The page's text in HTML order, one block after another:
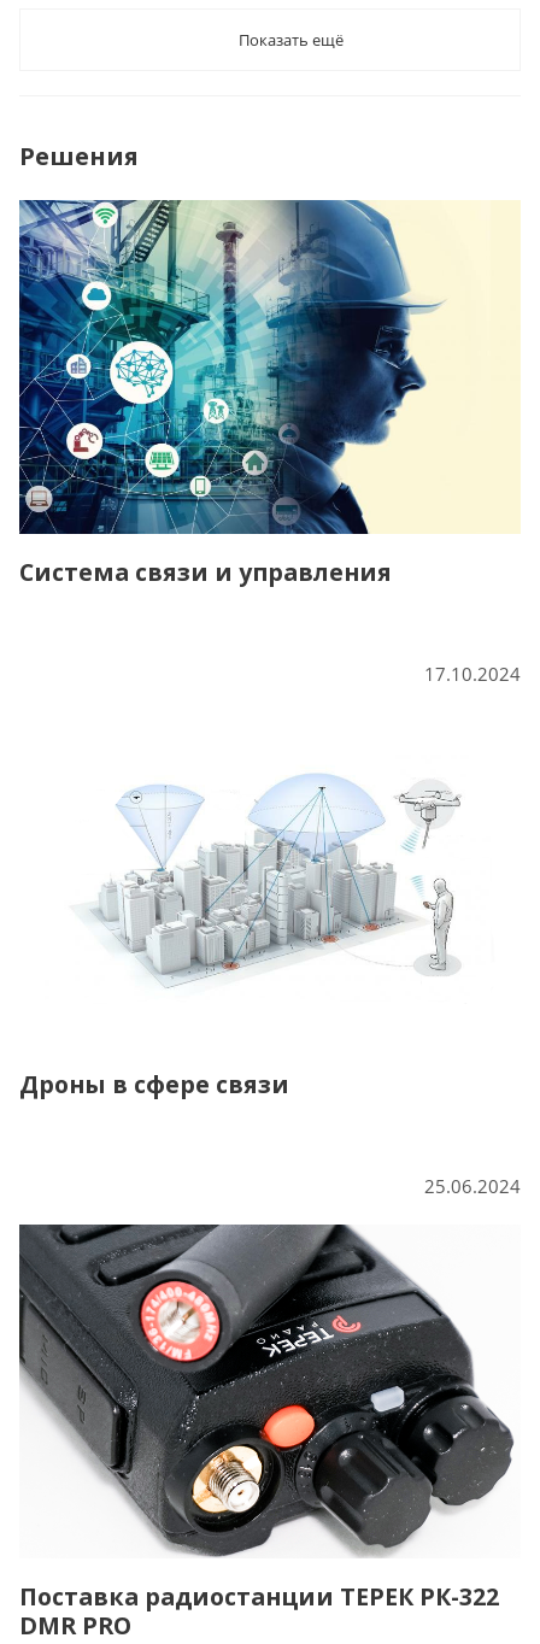
Показать ещё
Решения
Система связи и управления
17.10.2024
Дроны в сфере связи
25.06.2024
Поставка радиостанции ТЕРЕК РК-322
DMR PRO